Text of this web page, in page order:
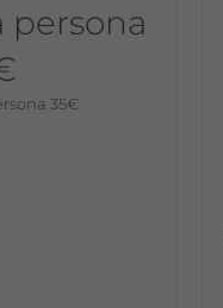
persona
35€